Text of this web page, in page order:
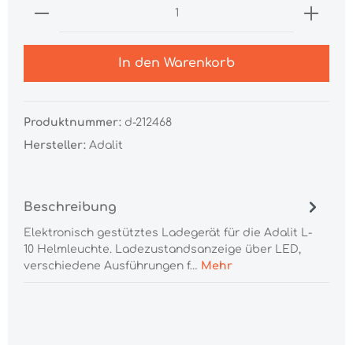
In den Warenkorb
Produktnummer: d-212468
Hersteller: Adalit
Beschreibung
Elektronisch gestütztes Ladegerät für die Adalit L-
10 Helmleuchte. Ladezustandsanzeige über LED,
verschiedene Ausführungen f… Mehr